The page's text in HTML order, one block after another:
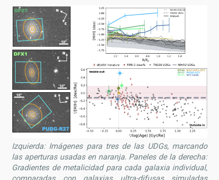
Izquierda: Imágenes para tres de las UDGs, marcando
las aperturas usadas en naranja. Paneles de la derecha:
Gradientes de metalicidad para cada galaxia individual,
comparadas con galaxias ultra-difusas simuladas